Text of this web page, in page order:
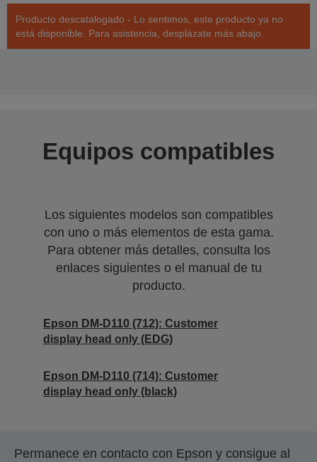
Producto descatalogado - Lo sentimos, este producto ya no
está disponible. Para asistencia, desplázate más abajo.
Equipos compatibles
Los siguientes modelos son compatibles
con uno o más elementos de esta gama.
Para obtener más detalles, consulta los
enlaces siguientes o el manual de tu
producto.
Epson DM-D110 (712): Customer
display head only (EDG)
Epson DM-D110 (714): Customer
display head only (black)
Permanece en contacto con Epson y consigue al